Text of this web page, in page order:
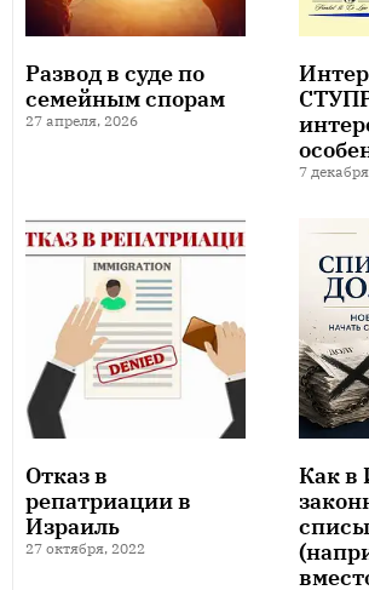
Развод в суде по
семейным спорам
27 апреля, 2026
7
Отказ в
репатриации в
Израиль
27 октября, 2022
Как в